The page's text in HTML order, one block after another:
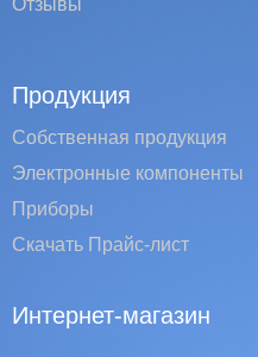
Отзывы
Продукция
Собственная продукция
Электронные компоненты
Приборы
Скачать Прайс-лист
Интернет-магазин